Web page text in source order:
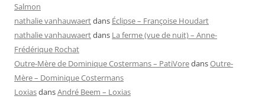
Salmon
nathalie vanhauwaertdans Éclipse – Françoise Houdart
nathalie vanhauwaertdans La ferme (vue de nuit) – Anne-
Frédérique Rochat
Outre-Mère de Dominique Costermans – PatiVoredansOutre-
Mère – Dominique Costermans
LoxiasdansAndré Beem – Loxias